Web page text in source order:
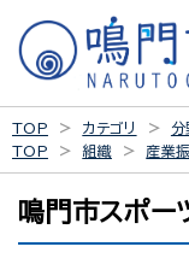
TOP カテゴリ 分
TOP
組織 産業
鳴門市スポー